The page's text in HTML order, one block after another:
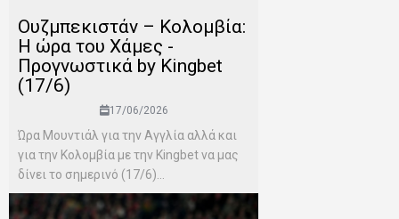
Ουζμπεκιστάν – Κολομβία:
Η ώρα του Χάμες -
Προγνωστικά by Kingbet
(17/6)
17/06/2026
Ώρα Μουντιάλ για την Αγγλία αλλά και
για την Κολομβία με την Kingbet να μας
δίνει το σημερινό (17/6)...